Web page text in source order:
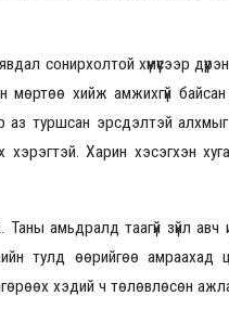
сонирхолтой хүмүүсээр
мөртөө хийж амжихгүй
аз туршсан эрсдэлтэй
Харин хэсэгхэн
амьдралд таагүй зүйл
тулд өөрийгөө
хэдий ч төлөвлөсөн